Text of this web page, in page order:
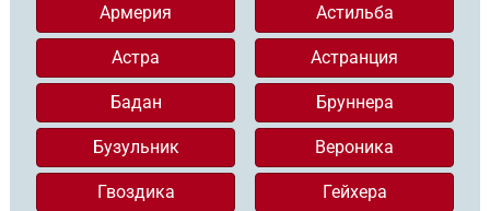
Армерия Астильба
Астра Астранция
Бадан Бруннера
Бузульник Вероника
Гвоздика Гейхера